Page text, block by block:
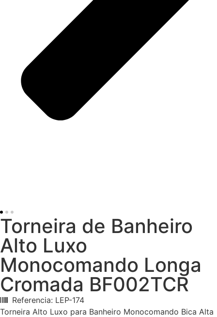
Torneira de Banheiro
Alto Luxo
Monocomando Longa
Cromada BF002TCR
Referencia: LEP-174
Torneira Alto Luxo para Banheiro Monocomando Bica Alta